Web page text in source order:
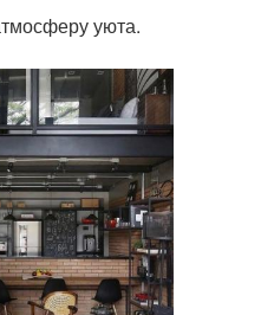
уюта.